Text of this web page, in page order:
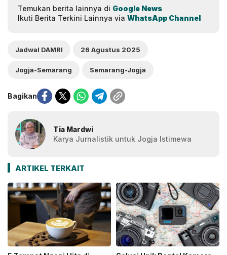
Temukan berita lainnya di Google News
Ikuti Berita Terkini Lainnya via WhatsApp Channel
Jadwal DAMRI 26 Agustus 2025
Jogja-Semarang Semarang-Jogja
Bagikan
Tia Mardwi
Karya Jurnalistik untuk Jogja Istimewa
ARTIKEL TERKAIT